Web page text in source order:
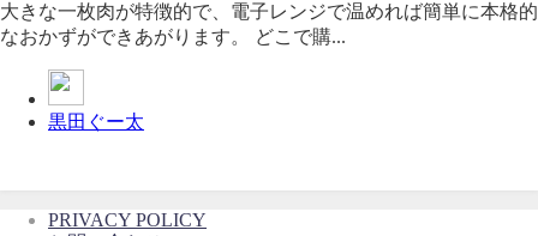
大きな一枚肉が特徴的で、電子レンジで温めれば簡単に本格的
なおかずができあがります。 どこで購...
黒田ぐー太
PRIVACY POLICY